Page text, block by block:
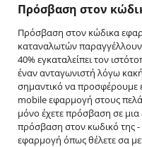
Πρόσβαση στον
Πρόσβαση στον κώδικα
καταναλωτών
40% εγκαταλείπει τον
έναν ανταγωνιστή λόγω
σημαντικό να προσφέρουμε
mobile εφαρμογή στους
μόνο έχετε πρόσβαση σε
πρόσβαση στον κωδικό της
εφαρμογή όπως θέλετε σα